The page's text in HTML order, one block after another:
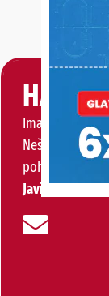
HALO,
Imate priču,
Nešto vas
pohvaliti?
Javite nam se!